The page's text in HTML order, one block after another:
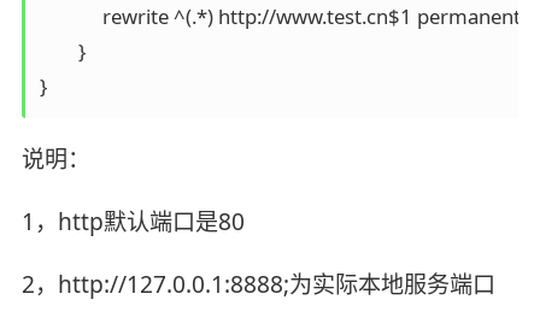
             rewrite ^(.*) http://www.test.cn$1 permanent;
        }
}
说明：
1，http默认端口是80
2，http://127.0.0.1:8888;为实际本地服务端口